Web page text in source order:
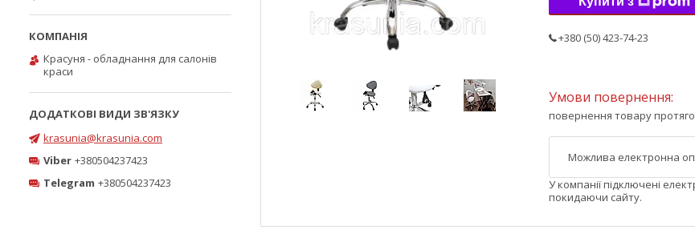
+380 (50) 423-74-23
повернення товару
У компанії підключені
покидаючи сайту.
Красуня - обладнання для салонів
краси
krasunia@krasunia.com
Viber +380504237423
Telegram +380504237423